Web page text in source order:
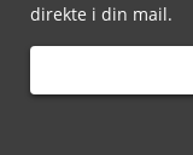
direkte i din mail.